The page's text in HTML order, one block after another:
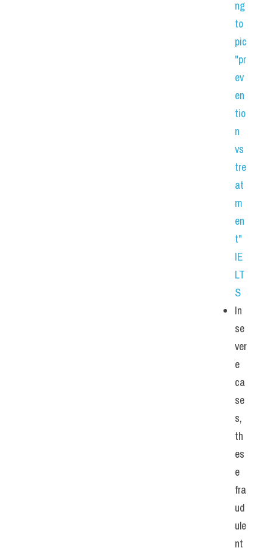
ng
to
pic
"pr
ev
en
tio
n
vs
tre
at
m
en
t"
IE
LT
S
In
se
ver
e
ca
se
s,
th
es
e
fra
ud
ule
nt